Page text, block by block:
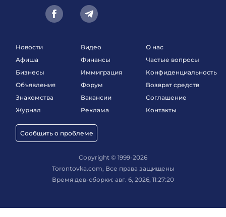
Новости
Афиша
Бизнесы
Объявления
Знакомства
Журнал
Сообщить о проблеме
Видео
Финансы
Иммиграция
Форум
Вакансии
Реклама
О нас
Частые вопросы
Конфиденциальность
Возврат средств
Соглашение
Контакты
Copyright © 1999-2026
Torontovka.com, Все права защищены
Время дев-сборки: авг. 6, 2026, 11:27:20